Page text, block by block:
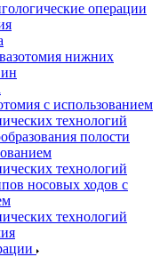
операции
нижних
с использованием
технологий
полости
технологий
носовых ходов с
технологий